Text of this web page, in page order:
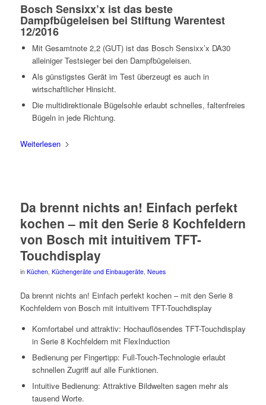
Bosch Sensixx’x ist das beste
Dampfbügeleisen bei Stiftung Warentest
12/2016
Mit Gesamtnote 2,2 (GUT) ist das Bosch Sensixx’x DA30
alleiniger Testsieger bei den Dampfbügeleisen.
Als günstigstes Gerät im Test überzeugt es auch in
wirtschaftlicher Hinsicht.
Die multidirektionale Bügelsohle erlaubt schnelles, faltenfreies
Bügeln in jede Richtung.
Weiterlesen
Da brennt nichts an! Einfach perfekt
kochen – mit den Serie 8 Kochfeldern
von Bosch mit intuitivem TFT-
Touchdisplay
in Küchen, Küchengeräte und Einbaugeräte, Neues
Da brennt nichts an! Einfach perfekt kochen – mit den Serie 8
Kochfeldern von Bosch mit intuitivem TFT-Touchdisplay
Komfortabel und attraktiv: Hochauflösendes TFT-Touchdisplay
in Serie 8 Kochfeldern mit FlexInduction
Bedienung per Fingertipp: Full-Touch-Technologie erlaubt
schnellen Zugriff auf alle Funktionen.
Intuitive Bedienung: Attraktive Bildwelten sagen mehr als
tausend Worte.